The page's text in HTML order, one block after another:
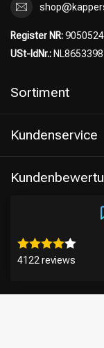
Register NR:
USt-IdNr.:
Sortiment
Kundenservice
4122 reviews